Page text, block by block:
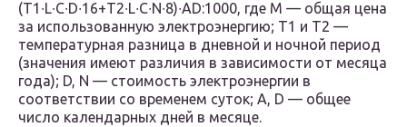
(T1∙L∙C∙D∙16+T2∙L∙C∙N∙8)∙AD:1000, где М — общая цена
за использованную электроэнергию; Т1 и Т2 —
температурная разница в дневной и ночной период
(значения имеют различия в зависимости от месяца
года); D, N — стоимость электроэнергии в
соответствии со временем суток; A, D — общее
число календарных дней в месяце.